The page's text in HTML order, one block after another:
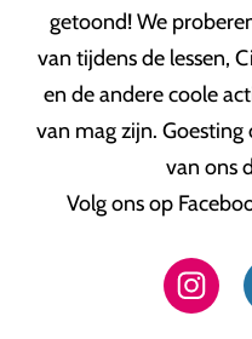
getoond! We
van tijdens de lessen,
en de andere coole
van mag zijn.
van ons
Volg ons op